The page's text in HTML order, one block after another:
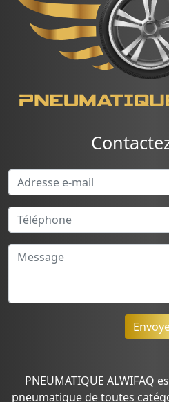
PNEUMATIQUE ALWIFAQ
pneumatique de toutes